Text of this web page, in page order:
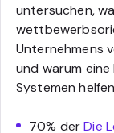
untersuchen,
Unternehmens
und warum
Systemen
70% derDie